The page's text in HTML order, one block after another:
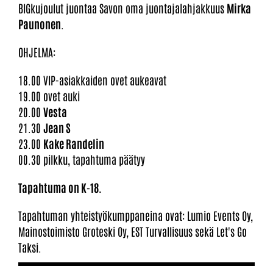
BIGkujoulut juontaa Savon oma juontajalahjakkuus Mirka
Paunonen
OHJELMA:
18.00 VIP-asiakkaiden ovet aukeavat
19.00 ovet auki
20.00 Vesta
21.30 Jean S
23.00 Kake Randelin
00.30 pilkku, tapahtuma päätyy
Tapahtuma on K-18.
Tapahtuman yhteistyökumppaneina ovat: Lumio Events Oy,
Mainostoimisto Groteski Oy, EST Turvallisuus sekä Let's Go
Taksi.